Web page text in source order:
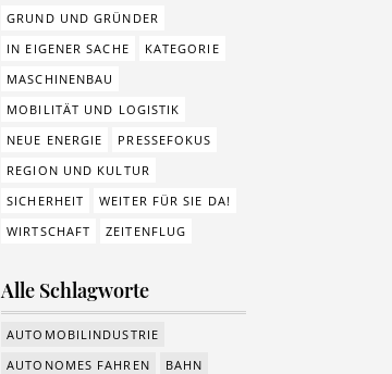
GRUND UND GRÜNDER
IN EIGENER SACHE
KATEGORIE
MASCHINENBAU
MOBILITÄT UND LOGISTIK
NEUE ENERGIE
PRESSEFOKUS
REGION UND KULTUR
SICHERHEIT
WEITER FÜR SIE DA!
WIRTSCHAFT
ZEITENFLUG
Alle Schlagworte
AUTOMOBILINDUSTRIE
AUTONOMES FAHREN
BAHN